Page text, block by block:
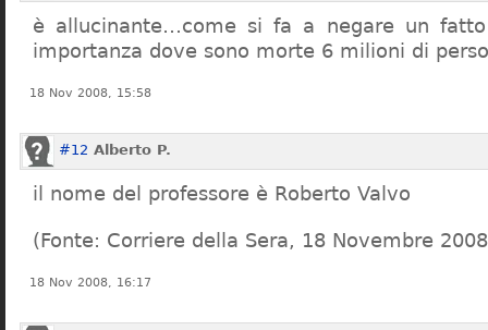
è allucinante…come si fa a negare un
importanza dove sono morte 6 milioni di
18 Nov 2008, 15:58
#12 Alberto P.
il nome del professore è Roberto Valvo
(Fonte: Corriere della Sera, 18 Novembre
18 Nov 2008, 16:17